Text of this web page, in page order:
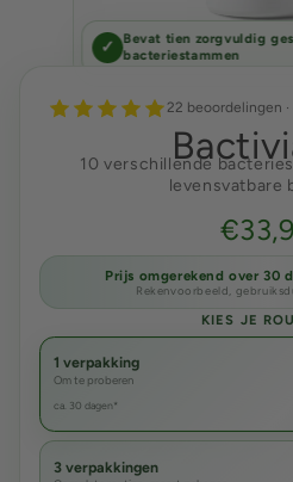
✓
Bevat tien zorgvuldig
bacteriestammen
22 beoordelingen
10 verschillende
levensvatbare
Prijs omgerekend over 30
Rekenvoorbeeld,
KIES JE
1 verpakking
Om te proberen
ca. 30 dagen*
3 verpakkingen